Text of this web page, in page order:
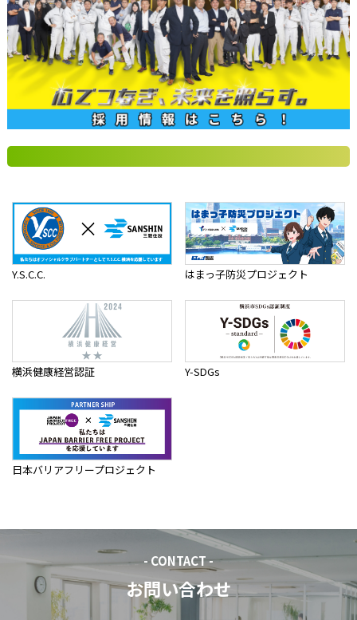
Y.S.C.C. はまっ子防災プロジェクト
横浜健康経営認証 Y-SDGs
日本バリアフリープロジェクト
- CONTACT -
お問い合わせ